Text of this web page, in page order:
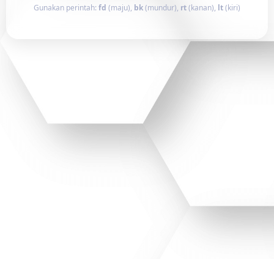
Gunakan perintah: fd (maju), bk(mundur), rt(kanan), lt(kiri)